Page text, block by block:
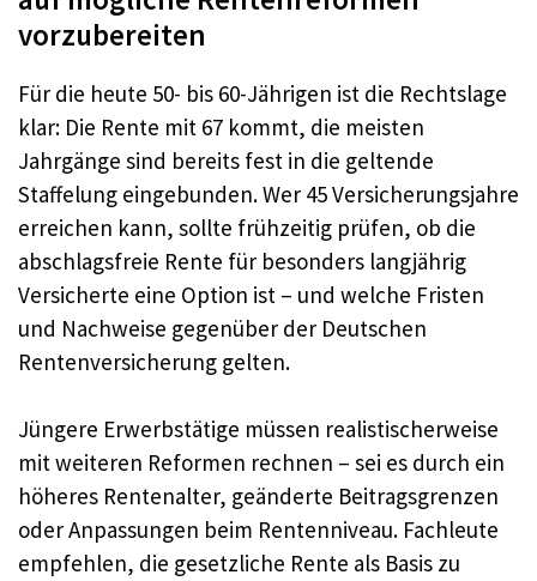
vorzubereiten
Für die heute 50- bis 60-Jährigen ist die Rechtslage
klar: Die Rente mit 67 kommt, die meisten
Jahrgänge sind bereits fest in die geltende
Staffelung eingebunden. Wer 45 Versicherungsjahre
erreichen kann, sollte frühzeitig prüfen, ob die
abschlagsfreie Rente für besonders langjährig
Versicherte eine Option ist – und welche Fristen
und Nachweise gegenüber der Deutschen
Rentenversicherung gelten.
Jüngere Erwerbstätige müssen realistischerweise
mit weiteren Reformen rechnen – sei es durch ein
höheres Rentenalter, geänderte Beitragsgrenzen
oder Anpassungen beim Rentenniveau. Fachleute
empfehlen, die gesetzliche Rente als Basis zu